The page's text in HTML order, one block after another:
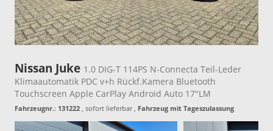
Nissan Juke 1.0 DIG-T 114PS N-Connecta Teil-Leder
Klimaautomatik PDC v+h Rückf.Kamera Bluetooth
Touchscreen Apple CarPlay Android Auto 17"LM
Fahrzeugnr.: 131222 , sofort lieferbar, Fahrzeug mit Tageszulassung